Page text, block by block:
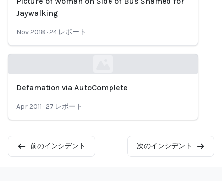
Loading...
Jaywalking
Nov 2018 · 24 レポート
Defamation via AutoComplete
Apr 2011 · 27 レポート
前のインシデント 次のインシデント